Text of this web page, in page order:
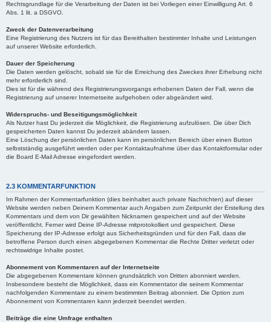
Rechtsgrundlage für die Verarbeitung der Daten ist bei Vorliegen einer Einwilligung Art. 6
Abs. 1 lit. a DSGVO.
Zweck der Datenverarbeitung
Eine Registrierung des Nutzers ist für das Bereithalten bestimmter Inhalte und Leistungen
auf unserer Website erforderlich.
Dauer der Speicherung
Die Daten werden gelöscht, sobald sie für die Erreichung des Zweckes ihrer Erhebung nicht
mehr erforderlich sind.
Dies ist für die während des Registrierungsvorgangs erhobenen Daten der Fall, wenn die
Registrierung auf unserer Internetseite aufgehoben oder abgeändert wird.
Widerspruchs- und Beseitigungsmöglichkeit
Als Nutzer hast Du jederzeit die Möglichkeit, die Registrierung aufzulösen. Die über Dich
gespeicherten Daten kannst Du jederzeit abändern lassen.
Eine Löschung der persönlichen Daten kann im persönlichen Bereich über einen Button
selbstständig ausgeführt werden oder per Kontaktaufnahme über das Kontaktformular oder
die Board E-Mail Adresse eingefordert werden.
2.3 KOMMENTARFUNKTION
Im Rahmen der Kommentarfunktion (dies beinhaltet auch private Nachrichten) auf dieser
Website werden neben Deinem Kommentar auch Angaben zum Zeitpunkt der Erstellung des
Kommentars und dem von Dir gewählten Nicknamen gespeichert und auf der Website
veröffentlicht. Ferner wird Deine IP-Adresse mitprotokolliert und gespeichert. Diese
Speicherung der IP-Adresse erfolgt aus Sicherheitsgründen und für den Fall, dass die
betroffene Person durch einen abgegebenen Kommentar die Rechte Dritter verletzt oder
rechtswidrige Inhalte postet.
Abonnement von Kommentaren auf der Internetseite
Die abgegebenen Kommentare können grundsätzlich von Dritten abonniert werden.
Insbesondere besteht die Möglichkeit, dass ein Kommentator die seinem Kommentar
nachfolgenden Kommentare zu einem bestimmten Beitrag abonniert. Die Option zum
Abonnement von Kommentaren kann jederzeit beendet werden.
Beiträge die eine Umfrage enthalten